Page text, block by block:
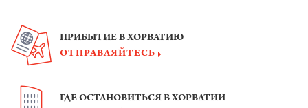
ПРИБЫТИЕ В ХОРВАТИЮ
ОТПРАВЛЯЙТЕСЬ
ГДЕ ОСТАНОВИТЬСЯ В ХОРВАТИИ